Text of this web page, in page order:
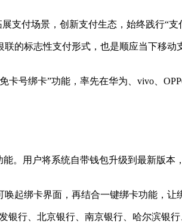
付场景，创新支付生态，始终践行“支
的标志性支付形式，也是顺应当下移
号绑卡”功能，率先在华为、vivo、
。用户将系统自带钱包升级到最新版本
起绑卡界面，再结合一键绑卡功能，让
行、北京银行、南京银行、哈尔滨银